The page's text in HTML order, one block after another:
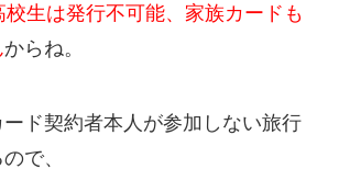
生は発行不可能、家族カードも
からね。
ド契約者本人が参加しない旅行
で、